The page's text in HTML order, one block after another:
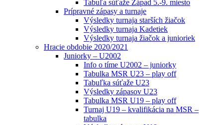
Tabuľa súťaže Západ 5.-9. miesto
Prípravné zápasy a turnaje
Výsledky turnaja starších žiačok
Výsledky turnaja Kadetiek
Výsledky turnaja žiačok a junioriek
Hracie obdobie 2020/2021
Juniorky – U2002
Info o tíme U2002 – juniorky
Tabulka MSR U23 – play off
Tabuľka súťaže U23
Výsledky zápasov U23
Tabulka MSR U19 – play off
Turnaj U19 – kvalifikácia na MSR –
tabulka